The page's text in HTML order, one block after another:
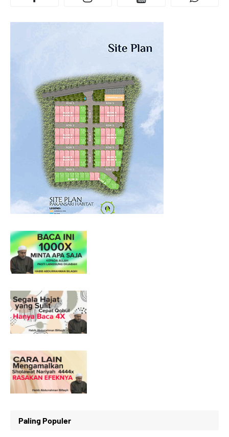
Paling Populer